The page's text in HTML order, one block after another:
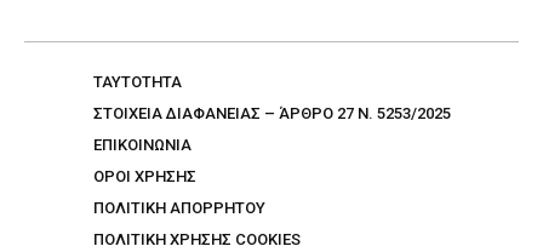
TAYTOTHTA
ΣΤΟΙΧΕΙΑ ΔΙΑΦΑΝΕΙΑΣ – ΆΡΘΡΟ 27 Ν. 5253/2025
ΕΠΙΚΟΙΝΩΝΙΑ
ΟΡΟΙ ΧΡΗΣΗΣ
ΠΟΛΙΤΙΚΗ ΑΠΟΡΡΗΤΟΥ
ΠΟΛΙΤΙΚΗ ΧΡΗΣΗΣ COOKIES